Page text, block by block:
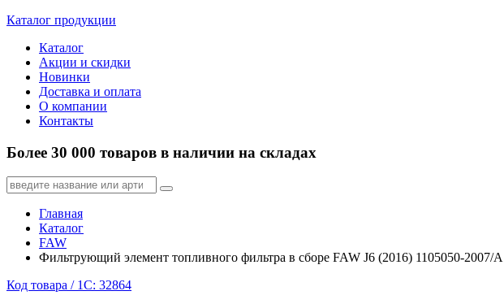
Каталог продукции
Каталог
Акции и скидки
Новинки
Доставка и оплата
О компании
Контакты
Более 30 000 товаров в наличии на складах
Главная
Каталог
FAW
Фильтрующий элемент топливного фильтра в сборе FAW J6 (2016) 1105050-2007/A
Код товара / 1C: 32864